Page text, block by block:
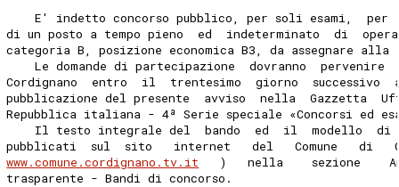
E' indetto concorso pubblico, per soli esami,  per
di un posto a tempo pieno  ed  indeterminato  di
categoria B, posizione economica B3, da assegnare
Le domande di partecipazione  dovranno  pervenire
Cordignano  entro  il  trentesimo  giorno
pubblicazione del presente  avviso  nella  Gazzetta
Repubblica italiana - 4ª Serie speciale «Concorsi ed
Il testo integrale del  bando  ed  il  modello  di
pubblicati  sul  sito   internet   del   Comune   di
www.comune.cordignano.tv.it
)   nella    sezione
trasparente - Bandi di concorso.